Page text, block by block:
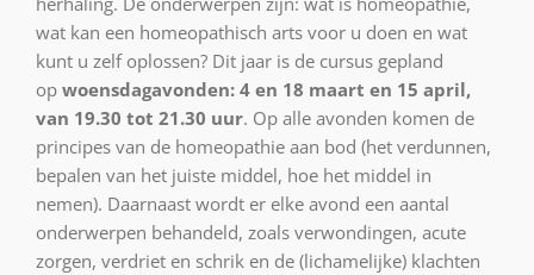
wat kan een homeopathisch arts voor u doen en wat
kunt u zelf oplossen? Dit jaar is de cursus gepland
op woensdagavonden: 4 en 18 maart en 15 april,
van 19.30 tot 21.30 uur. Op alle avonden komen de
principes van de homeopathie aan bod (het verdunnen,
bepalen van het juiste middel, hoe het middel in
nemen). Daarnaast wordt er elke avond een aantal
onderwerpen behandeld, zoals verwondingen, acute
zorgen, verdriet en schrik en de (lichamelijke) klachten